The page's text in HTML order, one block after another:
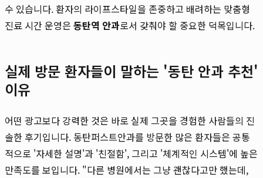
수 있습니다. 환자의 라이프스타일을 존중하고 배려하는 맞춤형
진료 시간 운영은 동탄역 안과로서 갖춰야 할 중요한 덕목입니다.
실제 방문 환자들이 말하는 '동탄 안과 추천'
이유
어떤 광고보다 강력한 것은 바로 실제 그곳을 경험한 사람들의 진
솔한 후기입니다. 동탄퍼스트안과를 방문한 많은 환자들은 공통
적으로 '자세한 설명'과 '친절함', 그리고 '체계적인 시스템'에 높은
만족도를 보입니다. "다른 병원에서는 그냥 괜찮다고만 했는데,